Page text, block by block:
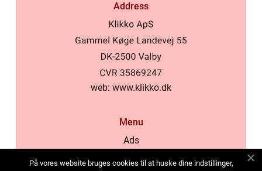
Address
web: www.klikko.dk
Menu
Ads
På vores website bruges cookies til at huske dine indstillinger,